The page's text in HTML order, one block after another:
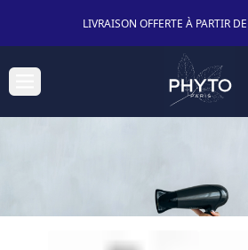
LIVRAISON OFFERTE À PARTIR